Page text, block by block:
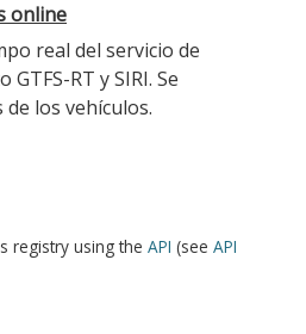
online
real del servicio de
RT y SIRI. Se
los vehículos.
registry using the API (see API